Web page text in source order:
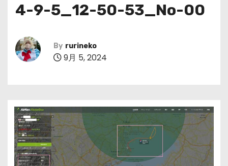
4-9-5_12-50-53_No-00
By rurineko
9月 5, 2024